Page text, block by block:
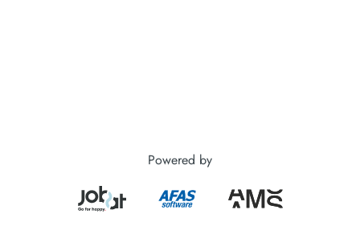
Powered by